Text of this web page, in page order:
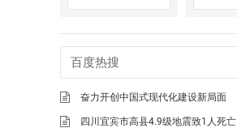
奋力开创中国式现代化建设新局面
四川宜宾市高县4.9级地震致1人死亡